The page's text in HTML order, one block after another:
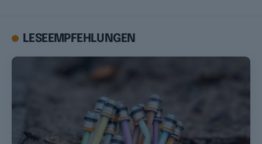
LESEEMPFEHLUNGEN